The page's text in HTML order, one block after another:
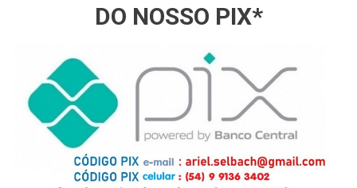
DO NOSSO PIX*